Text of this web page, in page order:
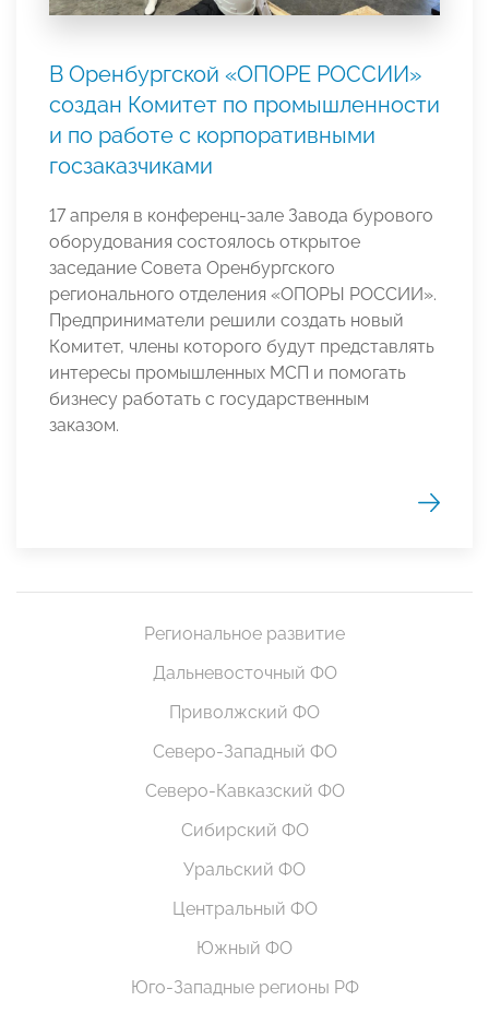
В Оренбургской «ОПОРЕ РОССИИ»
создан Комитет по промышленности
и по работе с корпоративными
госзаказчиками
17 апреля в конференц-зале Завода бурового
оборудования состоялось открытое
заседание Совета Оренбургского
регионального отделения «ОПОРЫ РОССИИ».
Предприниматели решили создать новый
Комитет, члены которого будут представлять
интересы промышленных МСП и помогать
бизнесу работать с государственным
заказом.
Региональное развитие
Дальневосточный ФО
Приволжский ФО
Северо-Западный ФО
Северо-Кавказский ФО
Сибирский ФО
Уральский ФО
Центральный ФО
Южный ФО
Юго-Западные регионы РФ